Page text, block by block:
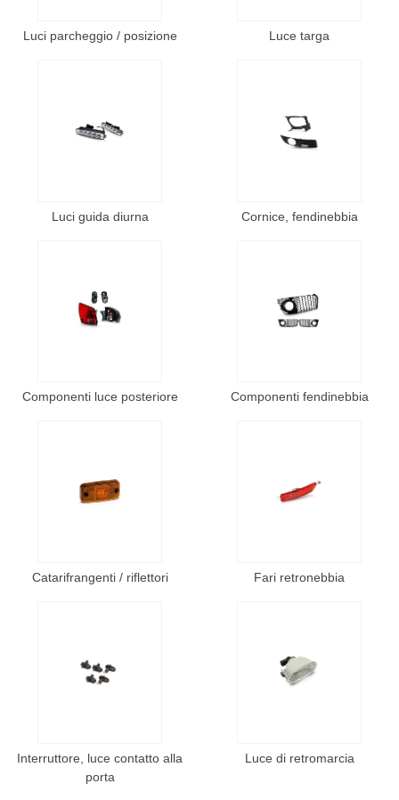
Luci parcheggio / posizione Luce targa
Luci guida diurna Cornice, fendinebbia
Componenti luce posteriore Componenti fendinebbia
Catarifrangenti / riflettori Fari retronebbia
Interruttore, luce contatto alla
porta
Luce di retromarcia